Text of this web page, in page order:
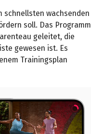
schnellsten wachsenden
soll. Das Programm
geleitet, die
gewesen ist. Es
Trainingsplan